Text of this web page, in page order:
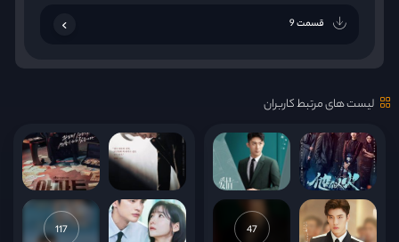
قسمت 9
قسمت 10
قسمت 12
قسمت 13
لیست های مرتبط کاربران
47
117